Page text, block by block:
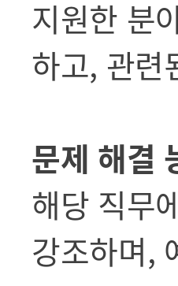
지원한 분
하고, 관련
문제 해결
해당 직무
강조하며,